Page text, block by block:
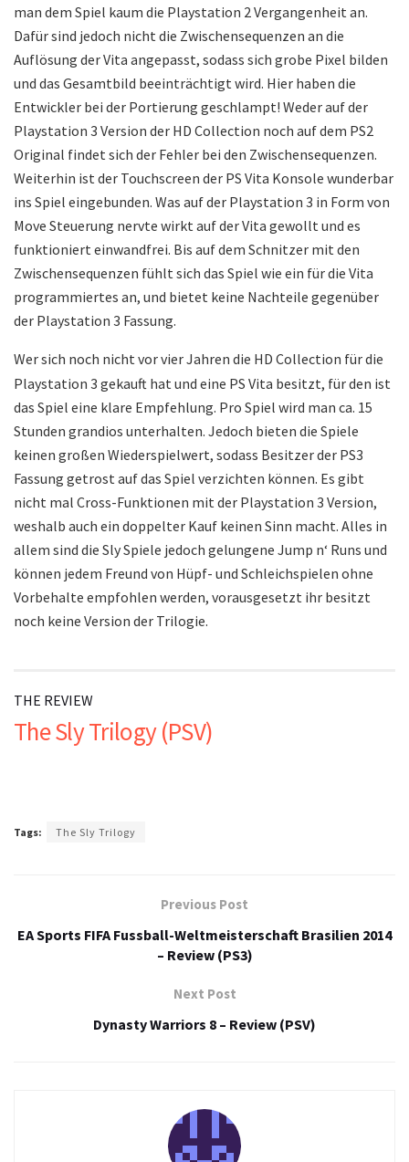
man dem Spiel kaum die Playstation 2 Vergangenheit an.
Dafür sind jedoch nicht die Zwischensequenzen an die
Auflösung der Vita angepasst, sodass sich grobe Pixel bilden
und das Gesamtbild beeinträchtigt wird. Hier haben die
Entwickler bei der Portierung geschlampt! Weder auf der
Playstation 3 Version der HD Collection noch auf dem PS2
Original findet sich der Fehler bei den Zwischensequenzen.
Weiterhin ist der Touchscreen der PS Vita Konsole wunderbar
ins Spiel eingebunden. Was auf der Playstation 3 in Form von
Move Steuerung nervte wirkt auf der Vita gewollt und es
funktioniert einwandfrei. Bis auf dem Schnitzer mit den
Zwischensequenzen fühlt sich das Spiel wie ein für die Vita
programmiertes an, und bietet keine Nachteile gegenüber
der Playstation 3 Fassung.
Wer sich noch nicht vor vier Jahren die HD Collection für die
Playstation 3 gekauft hat und eine PS Vita besitzt, für den ist
das Spiel eine klare Empfehlung. Pro Spiel wird man ca. 15
Stunden grandios unterhalten. Jedoch bieten die Spiele
keinen großen Wiederspielwert, sodass Besitzer der PS3
Fassung getrost auf das Spiel verzichten können. Es gibt
nicht mal Cross-Funktionen mit der Playstation 3 Version,
weshalb auch ein doppelter Kauf keinen Sinn macht. Alles in
allem sind die Sly Spiele jedoch gelungene Jump n‘ Runs und
können jedem Freund von Hüpf- und Schleichspielen ohne
Vorbehalte empfohlen werden, vorausgesetzt ihr besitzt
noch keine Version der Trilogie.
THE REVIEW
The Sly Trilogy (PSV)
Tags: The Sly Trilogy
Previous Post
EA Sports FIFA Fussball-Weltmeisterschaft Brasilien 2014
– Review (PS3)
Next Post
Dynasty Warriors 8 – Review (PSV)